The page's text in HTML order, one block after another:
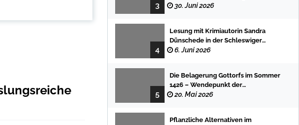
3
Programm für Kinder und Jugendliche
30. Juni 2026
4
Lesung mit Krimiautorin Sandra
Dünschede in der Schleswiger
Stadtbücherei
6. Juni 2026
5
Die Belagerung Gottorfs im Sommer
1426 – Wendepunkt der
Landesgeschichte
20. Mai 2026
Pflanzliche Alternativen im